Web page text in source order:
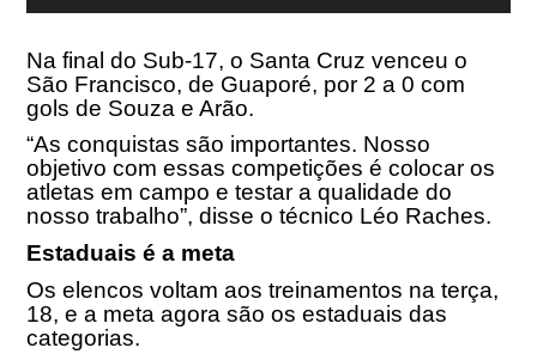
Na final do Sub-17, o Santa Cruz venceu o
São Francisco, de Guaporé, por 2 a 0 com
gols de Souza e Arão.
“As conquistas são importantes. Nosso
objetivo com essas competições é colocar os
atletas em campo e testar a qualidade do
nosso trabalho”, disse o técnico Léo Raches.
Estaduais é a meta
Os elencos voltam aos treinamentos na terça,
18, e a meta agora são os estaduais das
categorias.